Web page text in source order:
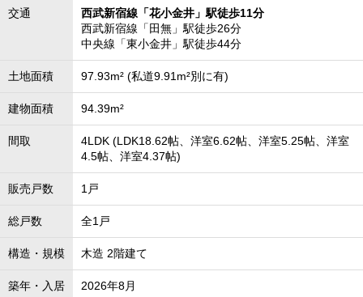
交通
西武新宿線「花小金井」駅徒歩11分
西武新宿線「田無」駅徒歩26分
中央線「東小金井」駅徒歩44分
土地面積 97.93m² (私道9.91m²別に有)
建物面積 94.39m²
間取
4LDK (LDK18.62帖、洋室6.62帖、洋室5.25帖、洋室
4.5帖、洋室4.37帖)
販売戸数 1戸
総戸数 全1戸
構造・規模 木造 2階建て
築年・入居 2026年8月